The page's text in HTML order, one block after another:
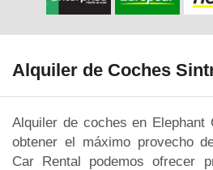
Alquiler de Coches
Alquiler de coches en
obtener el máximo provecho
Car Rental podemos ofrecer